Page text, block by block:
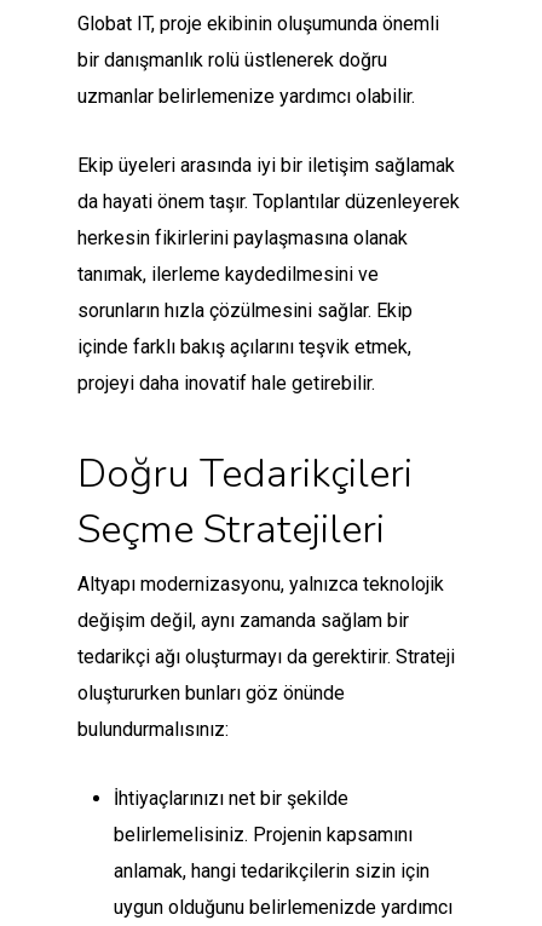
Globat IT, proje ekibinin oluşumunda önemli
bir danışmanlık rolü üstlenerek doğru
uzmanlar belirlemenize yardımcı olabilir.
Ekip üyeleri arasında iyi bir iletişim sağlamak
da hayati önem taşır. Toplantılar düzenleyerek
herkesin fikirlerini paylaşmasına olanak
tanımak, ilerleme kaydedilmesini ve
sorunların hızla çözülmesini sağlar. Ekip
içinde farklı bakış açılarını teşvik etmek,
projeyi daha inovatif hale getirebilir.
Doğru Tedarikçileri
Seçme Stratejileri
Altyapı modernizasyonu, yalnızca teknolojik
değişim değil, aynı zamanda sağlam bir
tedarikçi ağı oluşturmayı da gerektirir. Strateji
oluştururken bunları göz önünde
bulundurmalısınız:
İhtiyaçlarınızı net bir şekilde
belirlemelisiniz. Projenin kapsamını
anlamak, hangi tedarikçilerin sizin için
uygun olduğunu belirlemenizde yardımcı